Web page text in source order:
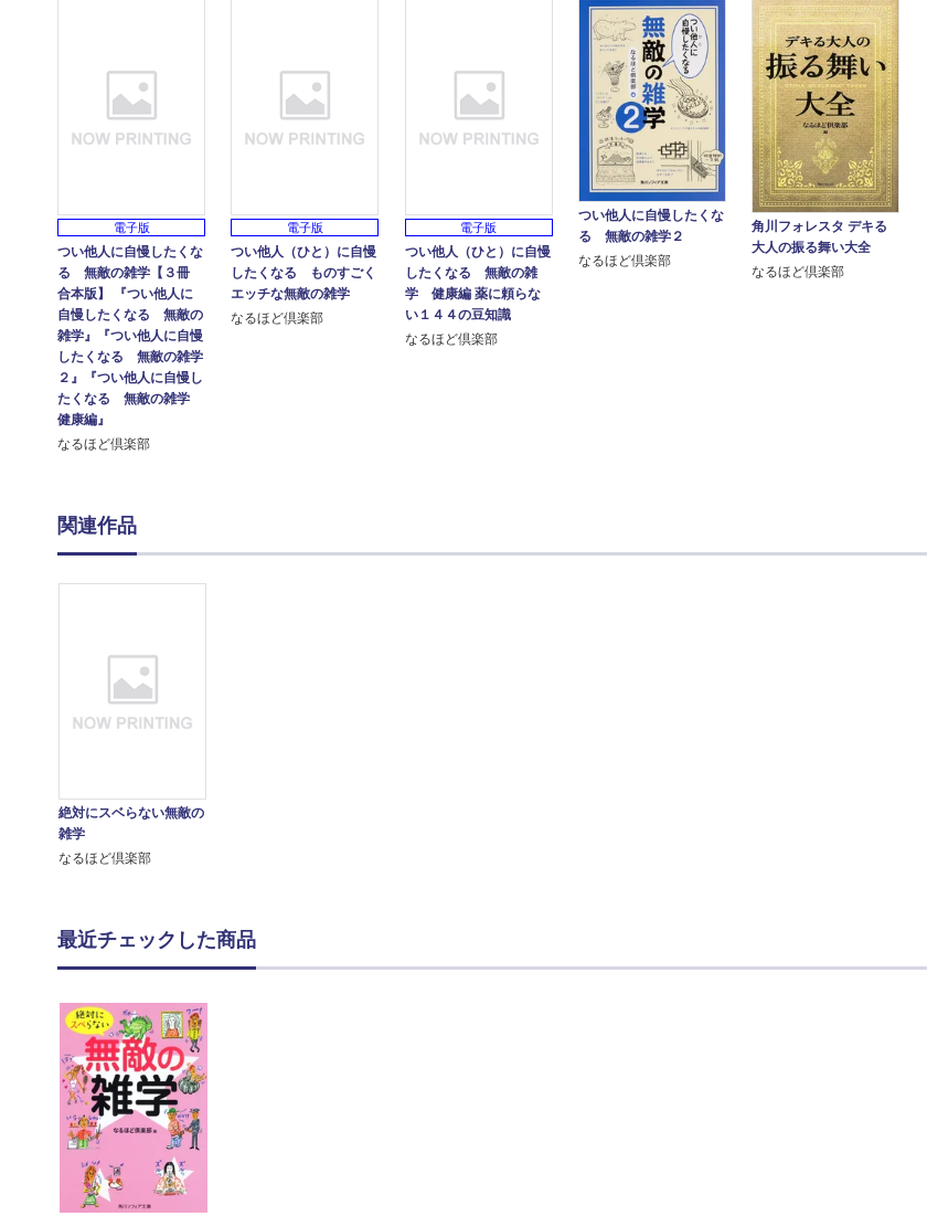
電子版
つい他人に自慢したくな
る 無敵の雑学【３冊
合本版】 『つい他人に
自慢したくなる 無敵の
雑学』『つい他人に自慢
したくなる 無敵の雑学
２』『つい他人に自慢し
たくなる 無敵の雑学
健康編』
なるほど倶楽部
電子版
つい他人（ひと）に自慢
したくなる ものすごく
エッチな無敵の雑学
なるほど倶楽部
電子版
つい他人（ひと）に自慢
したくなる 無敵の雑
学 健康編 薬に頼らな
い１４４の豆知識
なるほど倶楽部
つい他人に自慢したくな
る 無敵の雑学２
なるほど倶楽部
角川フォレスタ デキる
大人の振る舞い大全
なるほど倶楽部
関連作品
絶対にスベらない無敵の
雑学
なるほど倶楽部
最近チェックした商品